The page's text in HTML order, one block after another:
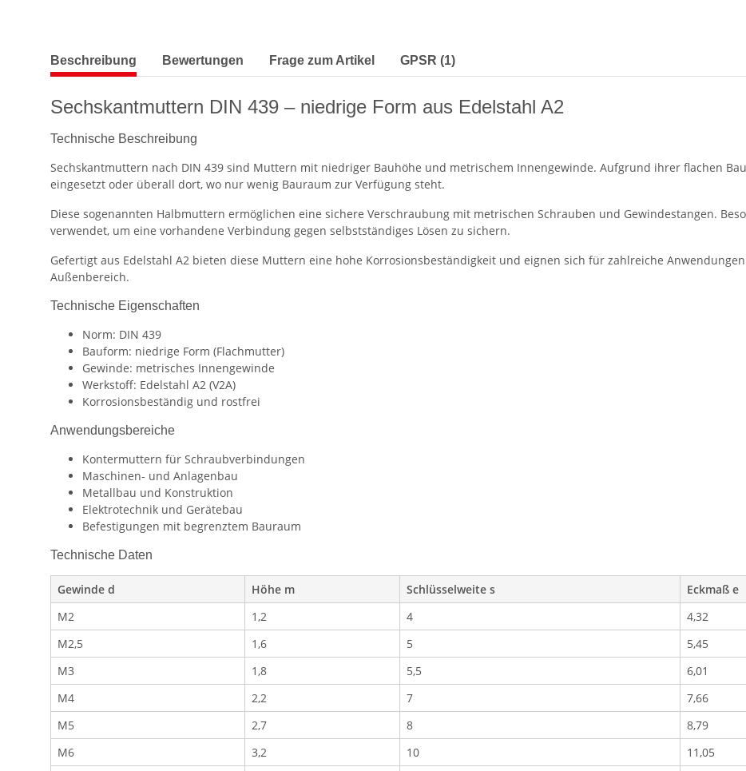
weitere Registerkarten anzeigen
Beschreibung Bewertungen Frage zum Artikel GPSR (1)
Sechskantmuttern DIN 439 – niedrige Form aus Edelstahl A2
Technische Beschreibung
Sechskantmuttern nach DIN 439 sind Muttern mit niedriger Bauhöhe und metrischem Innengewinde. Aufgrund ihrer flachen
eingesetzt oder überall dort, wo nur wenig Bauraum zur Verfügung steht.
Diese sogenannten Halbmuttern ermöglichen eine sichere Verschraubung mit metrischen Schrauben und Gewindestangen.
verwendet, um eine vorhandene Verbindung gegen selbstständiges Lösen zu sichern.
Gefertigt aus Edelstahl A2 bieten diese Muttern eine hohe Korrosionsbeständigkeit und eignen sich für zahlreiche
Außenbereich.
Technische Eigenschaften
Norm: DIN 439
Bauform: niedrige Form (Flachmutter)
Gewinde: metrisches Innengewinde
Werkstoff: Edelstahl A2 (V2A)
Korrosionsbeständig und rostfrei
Anwendungsbereiche
Kontermuttern für Schraubverbindungen
Maschinen- und Anlagenbau
Metallbau und Konstruktion
Elektrotechnik und Gerätebau
Befestigungen mit begrenztem Bauraum
Technische Daten
Gewinde d Höhe m Schlüsselweite s Eckmaß e
M2
1,2 4 4,32
M2,5
1,6 5 5,45
M3
1,8 5,5 6,01
M4
2,2 7 7,66
M5
2,7 8 8,79
M6
3,2 10 11,05